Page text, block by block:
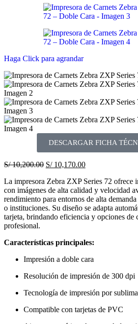
Haga Click para agrandar
DESCARGAR FICHA
S/10,200.00 S/10,170.00
La impresora Zebra ZXP Series 72 ofrece
con imágenes de alta calidad y velocidad
rendimiento para entornos de alta
o instituciones. Su diseño se adapta
tarjeta, brindando eficiencia y opciones
profesional.
Características principales:
Impresión a doble cara
Resolución de impresión de 300 dpi
Tecnología de impresión por
Compatible con tarjetas de PVC